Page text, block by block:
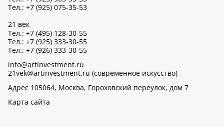
Тел.: +7 (925) 075-35-53
21 век
Тел.: +7 (495) 128-30-55
Тел.: +7 (925) 333-30-55
Тел.: +7 (926) 333-30-55
info@artinvestment.ru
21vek@artinvestment.ru (современное искусство)
Адрес 105064, Москва, Гороховский переулок, дом 7
Карта сайта